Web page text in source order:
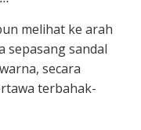
melihat ke arah
sepasang sandal
secara
terbahak-